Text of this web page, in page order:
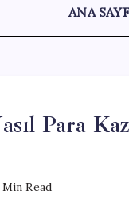
ANA
Para
Min Read